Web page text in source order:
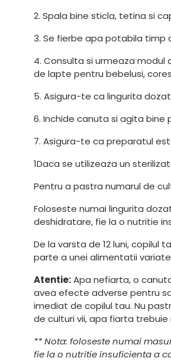
2. Spala bine sticla, tetina si
3. Se fierbe apa potabila timp
4. Consulta si urmeaza
de lapte pentru bebelusi,
5. Asigura-te ca lingurita
6. Inchide canuta si agita
7. Asigura-te ca preparatul
1Daca se utilizeaza un
Pentru a pastra numarul de
Foloseste numai lingurita
deshidratare, fie la o nutritie
De la varsta de 12 luni, copilul
parte a unei alimentatii
Atentie:Apa nefiarta, o
avea efecte adverse pentru
imediat de copilul tau. Nu
de culturi vii, apa fiarta
** Nota: foloseste numai
fie la o nutritie insuficienta a